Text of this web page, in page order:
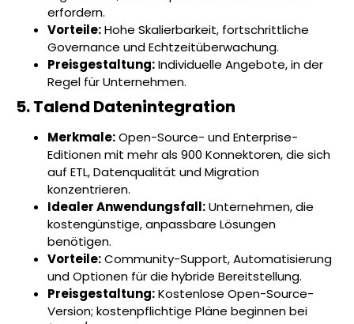
erfordern.
Vorteile:Hohe Skalierbarkeit, fortschrittliche
Governance und Echtzeitüberwachung.
Preisgestaltung:Individuelle Angebote, in der
Regel für Unternehmen.
5. Talend Datenintegration
Merkmale:Open-Source- und Enterprise-
Editionen mit mehr als 900 Konnektoren, die sich
auf ETL, Datenqualität und Migration
konzentrieren.
Idealer Anwendungsfall:Unternehmen, die
kostengünstige, anpassbare Lösungen
benötigen.
Vorteile:Community-Support, Automatisierung
und Optionen für die hybride Bereitstellung.
Preisgestaltung:Kostenlose Open-Source-
Version; kostenpflichtige Pläne beginnen bei